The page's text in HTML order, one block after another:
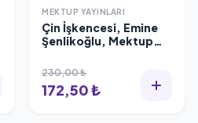
MEKTUP YAYINLARI
Çin İşkencesi, Emine
Şenlikoğlu, Mektup
230,00 ₺
172,50 ₺